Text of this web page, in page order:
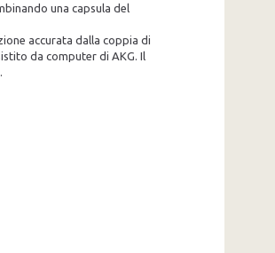
una capsula del
accurata dalla coppia di
da computer di AKG. Il